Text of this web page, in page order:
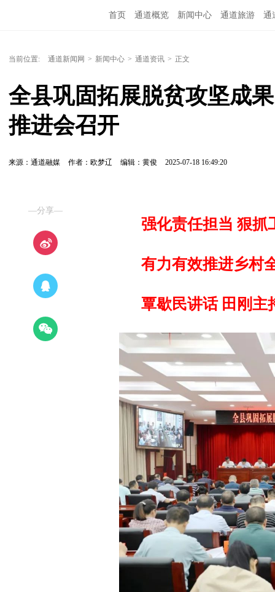
首页 通道概览 新闻中心 通道旅游 通
当前位置: 通道新闻网 > 新闻中心 > 通道资讯 > 正文
全县巩固拓展脱贫攻坚成
推进会召开
来源：通道融媒 作者：欧梦辽 编辑：黄俊 2025-07-18 16:49:20
—分享—
强化责任担当 狠抓
有力有效推进乡村
覃歇民讲话 田刚主